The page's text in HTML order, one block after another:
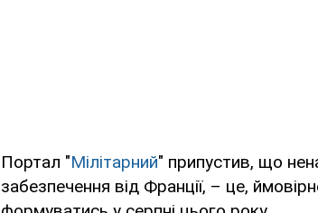
Портал "Мілітарний" припустив, що
забезпечення від Франції, – це,